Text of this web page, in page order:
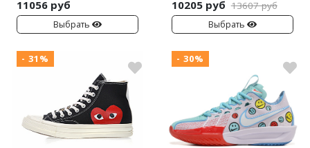
11056 руб
Выбрать
10205 руб 13607 руб
Выбрать
- 31% - 30%